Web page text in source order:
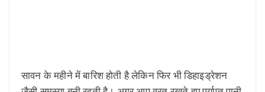
सावन के महीने में बारिश होती है लेकिन फिर भी डिहाइड्रेशन